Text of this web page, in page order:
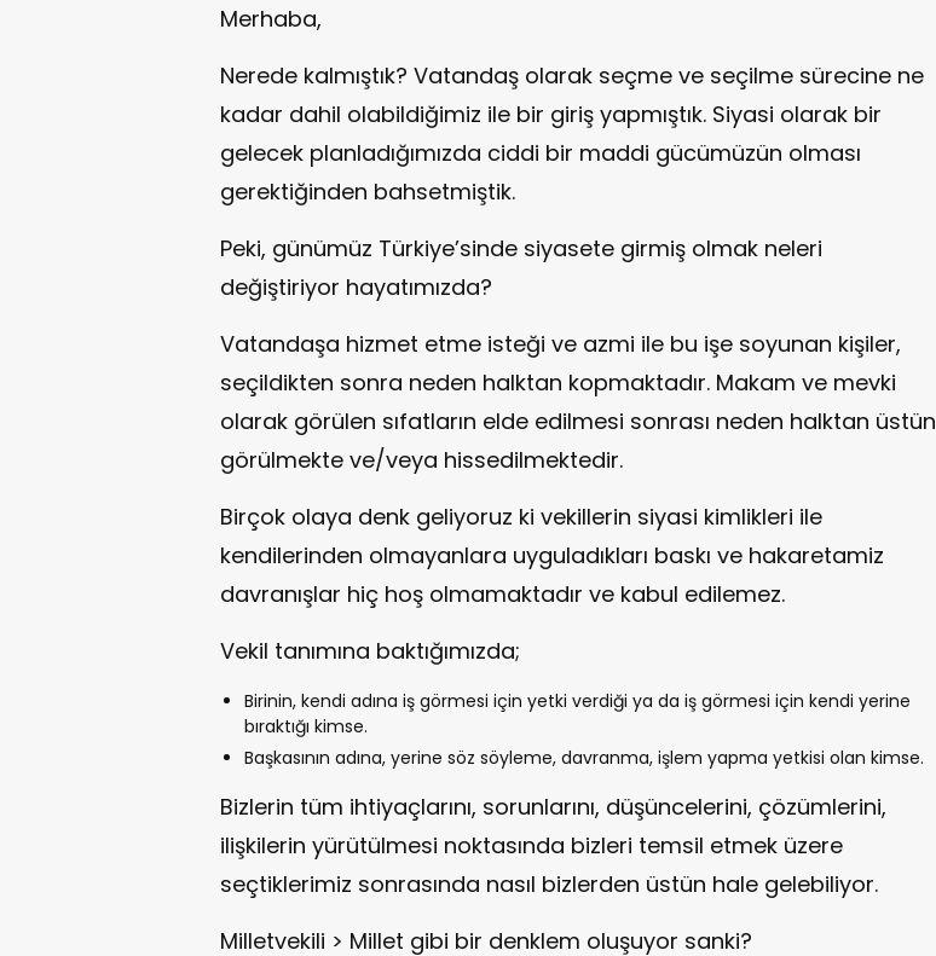
Merhaba,
Nerede kalmıştık? Vatandaş olarak seçme ve seçilme sürecine ne
kadar dahil olabildiğimiz ile bir giriş yapmıştık. Siyasi olarak bir
gelecek planladığımızda ciddi bir maddi gücümüzün olması
gerektiğinden bahsetmiştik.
Peki, günümüz Türkiye’sinde siyasete girmiş olmak neleri
değiştiriyor hayatımızda?
Vatandaşa hizmet etme isteği ve azmi ile bu işe soyunan kişiler,
seçildikten sonra neden halktan kopmaktadır. Makam ve mevki
olarak görülen sıfatların elde edilmesi sonrası neden halktan üstün
görülmekte ve/veya hissedilmektedir.
Birçok olaya denk geliyoruz ki vekillerin siyasi kimlikleri ile
kendilerinden olmayanlara uyguladıkları baskı ve hakaretamiz
davranışlar hiç hoş olmamaktadır ve kabul edilemez.
Vekil tanımına baktığımızda;
Birinin, kendi adına iş görmesi için yetki verdiği ya da iş görmesi için kendi yerine
bıraktığı kimse.
Başkasının adına, yerine söz söyleme, davranma, işlem yapma yetkisi olan kimse.
Bizlerin tüm ihtiyaçlarını, sorunlarını, düşüncelerini, çözümlerini,
ilişkilerin yürütülmesi noktasında bizleri temsil etmek üzere
seçtiklerimiz sonrasında nasıl bizlerden üstün hale gelebiliyor.
Milletvekili > Millet gibi bir denklem oluşuyor sanki?